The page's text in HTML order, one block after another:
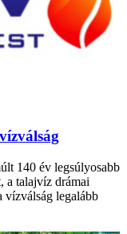
140 év legsúlyosabb
a talajvíz drámai
vízválság legalább